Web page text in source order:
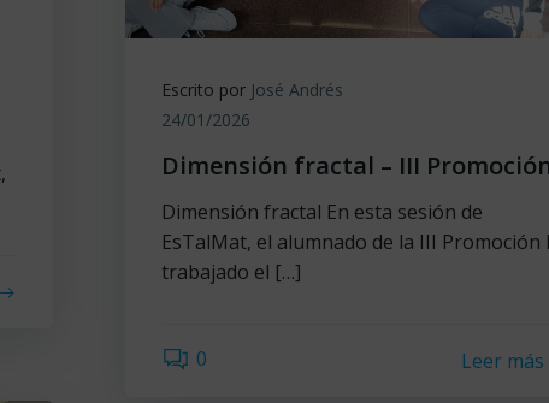
Escrito por José Andrés
24/01/2026
Dimensión fractal – III
Dimensión fractal En esta sesión de
EsTalMat, el alumnado de la III Promoción
trabajado el […]
0 Leer más